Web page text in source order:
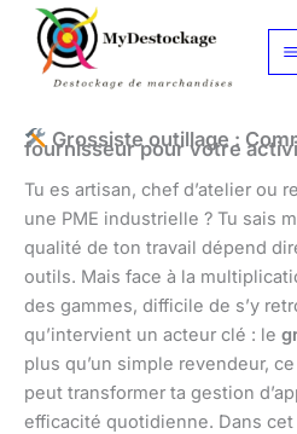
Aller
contenu
Grossiste outillage :
fournisseur pour votre
Tu es artisan, chef d’atelier ou
une PME industrielle ? Tu sais
qualité de ton travail dépend
outils. Mais face à la
des gammes, difficile de s’y
qu’intervient un acteur clé : le
plus qu’un simple revendeur,
peut transformer ta gestion
efficacité quotidienne. Dans